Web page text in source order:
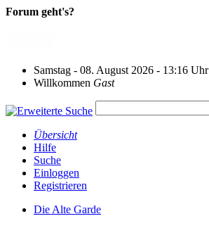
Forum geht's?
Samstag - 08. August 2026 - 13:16 Uhr
Willkommen Gast
Übersicht
Hilfe
Suche
Einloggen
Registrieren
Die Alte Garde